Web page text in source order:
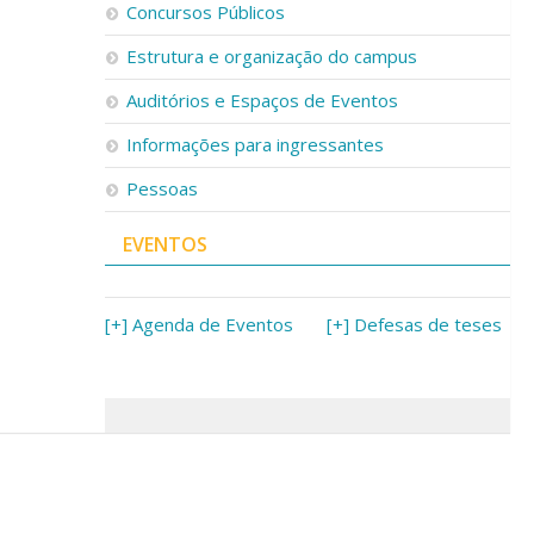
Concursos Públicos
Estrutura e organização do campus
Auditórios e Espaços de Eventos
Informações para ingressantes
Pessoas
EVENTOS
[+] Agenda de Eventos [+] Defesas de teses